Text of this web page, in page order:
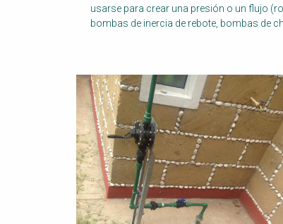
usarse para crear una presión o un flujo
bombas de inercia de rebote, bombas de